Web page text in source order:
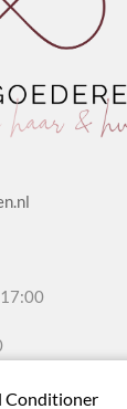
Conditioner